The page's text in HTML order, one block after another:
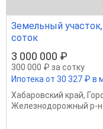
Земельный
соток
3 000 000 ₽
300 000 ₽ за сотку
Ипотека от 30 327 ₽ в
Хабаровский край,
Железнодорожный р-н